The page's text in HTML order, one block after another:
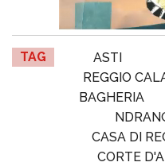
TAG ASTI
REGGIO
BAGHERIA
CASA DI
CORTE